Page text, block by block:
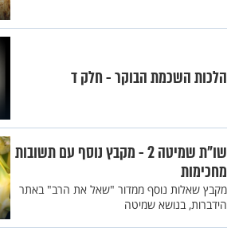
הלכות השכמת הבוקר - חלק ד
שו"ת שמיטה 2 - מקבץ נוסף עם תשובות
מחכימות
מקבץ שאלות נוסף ממדור "שאל את הרב" באתר
הידברות, בנושא שמיטה